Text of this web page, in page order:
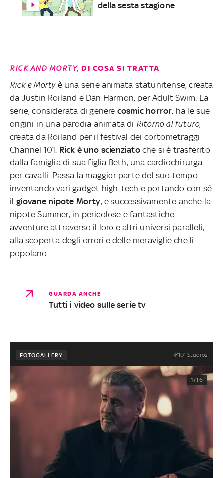
della sesta stagione
RICK AND MORTY, DI COSA SI TRATTA
Rick e Morty è una serie animata statunitense, creata
da Justin Roiland e Dan Harmon, per Adult Swim. La
serie, considerata di genere cosmic horror, ha le sue
origini in una parodia animata di Ritorno al futuro,
creata da Roiland per il festival dei cortometraggi
Channel 101. Rick è uno scienziatoche si è trasferito
dalla famiglia di sua figlia Beth, una cardiochirurga
per cavalli. Passa la maggior parte del suo tempo
inventando vari gadget high-tech e portando con sé
il giovane nipote Morty, e successivamente anche la
nipote Summer, in pericolose e fantastiche
avventure attraverso il loro e altri universi paralleli,
alla scoperta degli orrori e delle meraviglie che li
popolano.
GUARDA ANCHE
Tutti i video sulle serie tv
FOTOGALLERY @101 Studios
1/16